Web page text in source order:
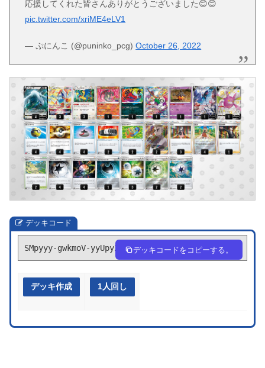
応援してくれた皆さんありがとうございました😊😊
pic.twitter.com/xriME4eLV1
— ぷにんこ (@puninko_pcg)October 26, 2022
デッキコード
SMpyyy-gwkmoV-yyUpy2 デッキコードをコピーする。
デッキ作成 1人回し